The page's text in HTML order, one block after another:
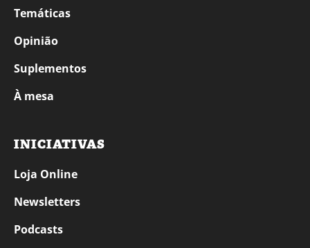
Temáticas
Opinião
Suplementos
À mesa
INICIATIVAS
Loja Online
Newsletters
Podcasts